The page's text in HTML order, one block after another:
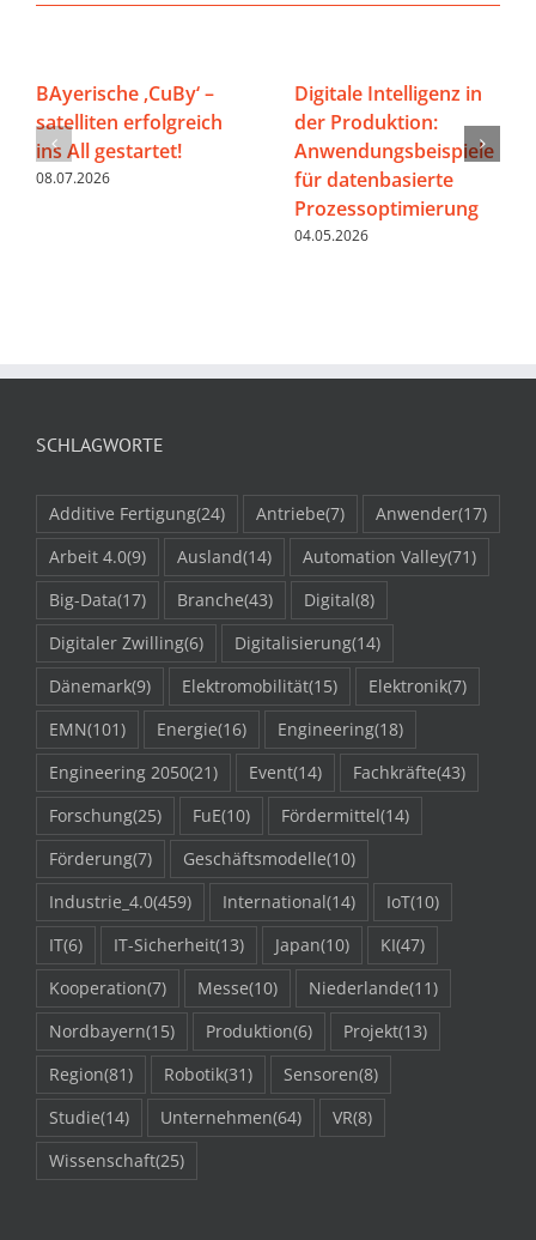
BAyerische ‚CuBy‘ –
satelliten erfolgreich
ins All gestartet!
08.07.2026
Digitale Intelligenz in
der Produktion:
Anwendungsbeispiele
für datenbasierte
Prozessoptimierung
04.05.2026
SCHLAGWORTE
Additive Fertigung(24) Antriebe(7) Anwender(17)
Arbeit 4.0(9) Ausland(14) Automation Valley(71)
Big-Data(17) Branche(43) Digital(8)
Digitaler Zwilling(6) Digitalisierung(14)
Dänemark(9) Elektromobilität(15) Elektronik(7)
EMN(101) Energie(16) Engineering(18)
Engineering 2050(21) Event(14) Fachkräfte(43)
Forschung(25) FuE(10) Fördermittel(14)
Förderung(7) Geschäftsmodelle(10)
Industrie_4.0(459) International(14) IoT(10)
IT(6) IT-Sicherheit(13) Japan(10) KI(47)
Kooperation(7) Messe(10) Niederlande(11)
Nordbayern(15) Produktion(6) Projekt(13)
Region(81) Robotik(31) Sensoren(8)
Studie(14) Unternehmen(64) VR(8)
Wissenschaft(25)